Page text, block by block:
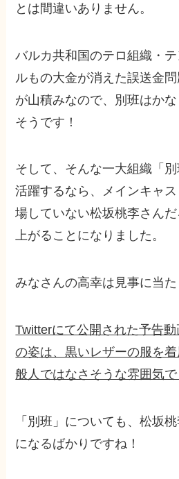
とは間違いありません。
バルカ共和国のテロ組織・
ルもの大金が消えた誤送金
が山積みなので、別班はか
そうです！
そして、そんな一大組織「
活躍するなら、メインキャ
場していない松坂桃李さん
上がることになりました。
みなさんの高幸は見事に当た
Twitterにて公開された予告
の姿は、黒いレザーの服を
般人ではなさそうな雰囲気で
「別班」についても、松坂
になるばかりですね！